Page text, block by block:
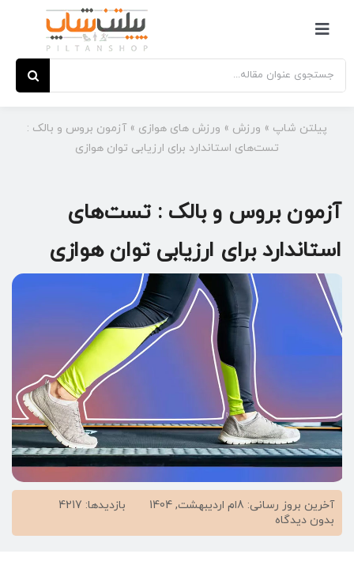
کنترلر
صفحه‌بندی
جستجو
برای:
پیلتن شاپ » ورزش » ورزش های هوازی »آزمون بروس و بالک :
تست‌های استاندارد برای ارزیابی توان هوازی
آزمون بروس و بالک : تست‌های
استاندارد برای ارزیابی توان هوازی
آخرین بروز رسانی: 8ام اردیبهشت, 1404
بازدیدها: 4217
بدون دیدگاه
آزمون